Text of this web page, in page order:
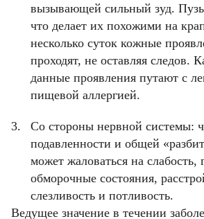
вызывающей сильный зуд.
что делает их похожими на
несколько суток кожные
проходят, не оставляя следов.
данные проявления путают с
пищевой аллергией.
Со стороны нервной системы:
подавленности и общей
может жаловаться на слабость,
обморочные состояния,
слезливость и потливость.
Ведущее значение в течении